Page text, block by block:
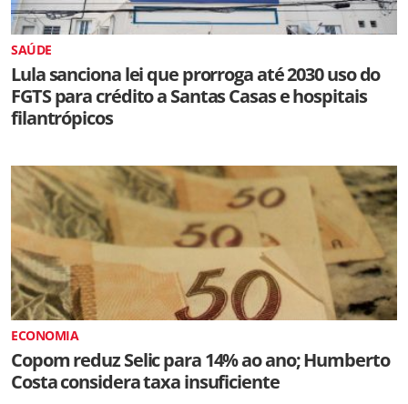
SAÚDE
Lula sanciona lei que prorroga até 2030 uso do
FGTS para crédito a Santas Casas e hospitais
filantrópicos
ECONOMIA
Copom reduz Selic para 14% ao ano; Humberto
Costa considera taxa insuficiente